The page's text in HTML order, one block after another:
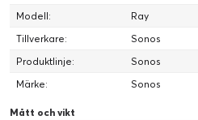
Modell:
Ray
Tillverkare:
Sonos
Produktlinje:
Sonos
Märke:
Sonos
Mått och vikt